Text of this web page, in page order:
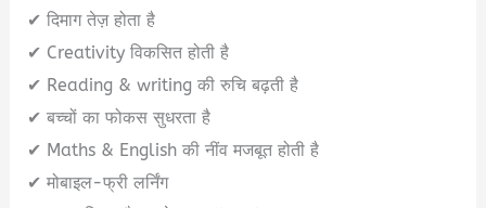
✔ दिमाग तेज़ होता है
✔ Creativity विकसित होती है
✔ Reading & writing की रुचि बढ़ती है
✔ बच्चों का फोकस सुधरता है
✔ Maths & English की नींव मजबूत होती है
✔ मोबाइल-फ्री लर्निंग